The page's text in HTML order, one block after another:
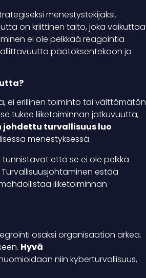
menestystekijäksi.
on kriittinen taito, joka vaikuttaa
ei ole pelkkää reagointia
päätöksentekoon ja
ei erillinen toiminto tai välttämätön
tukee liiketoiminnan jatkuvuutta,
johdettu turvallisuus luo
menestyksessä.
että se ei ole pelkkä
estää
liiketoiminnan
osaksi organisaation arkea.
Hyvä
niin kyberturvallisuus,